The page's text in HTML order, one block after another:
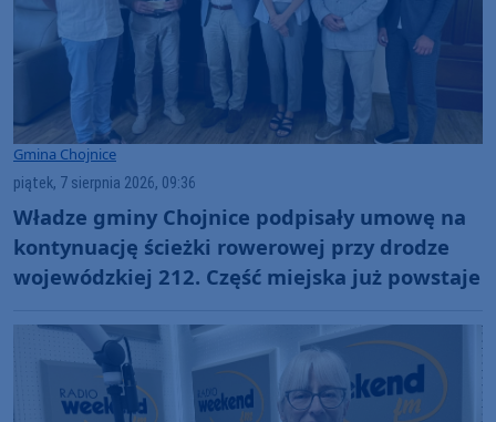
Gmina Chojnice
piątek, 7 sierpnia 2026, 09:36
Władze gminy Chojnice podpisały umowę na
kontynuację ścieżki rowerowej przy drodze
wojewódzkiej 212. Część miejska już powstaje